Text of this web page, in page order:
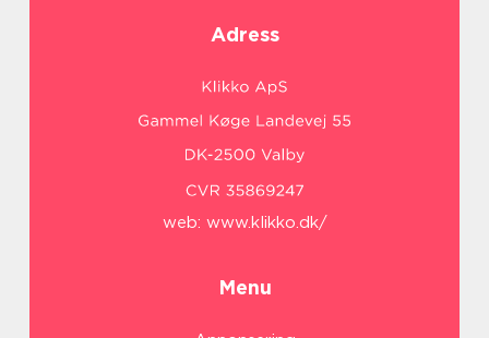
Adress
web: www.klikko.dk/
Menu